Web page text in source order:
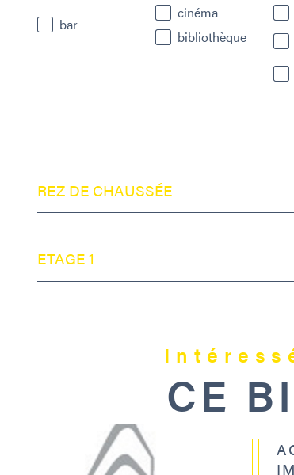
bar
cinéma
bibliothèque
REZ DE CHAUSSÉE
ETAGE 1
CE